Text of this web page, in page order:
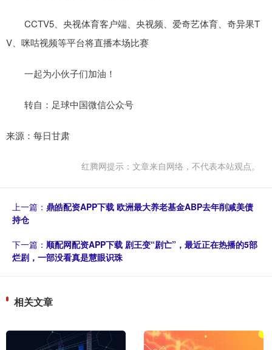
CCTV5、央视体育客户端、央视频、爱奇艺体育、奇异果T
V、咪咕视频等平台将直播本场比赛
一起为小伙子们加油！
转自：足球中国微信公众号
来源：每日甘肃
红腾网提示：文章来自网络，不代表本站观点。
上一篇： 鼎皓配资APP下载 欧洲最大养老基金ABP去年削减美债
持仓
下一篇： 顺配网配资APP下载 剧王变“剧亡”，最近正在热播的5部
烂剧，一部没看真是慧眼识珠
相关文章